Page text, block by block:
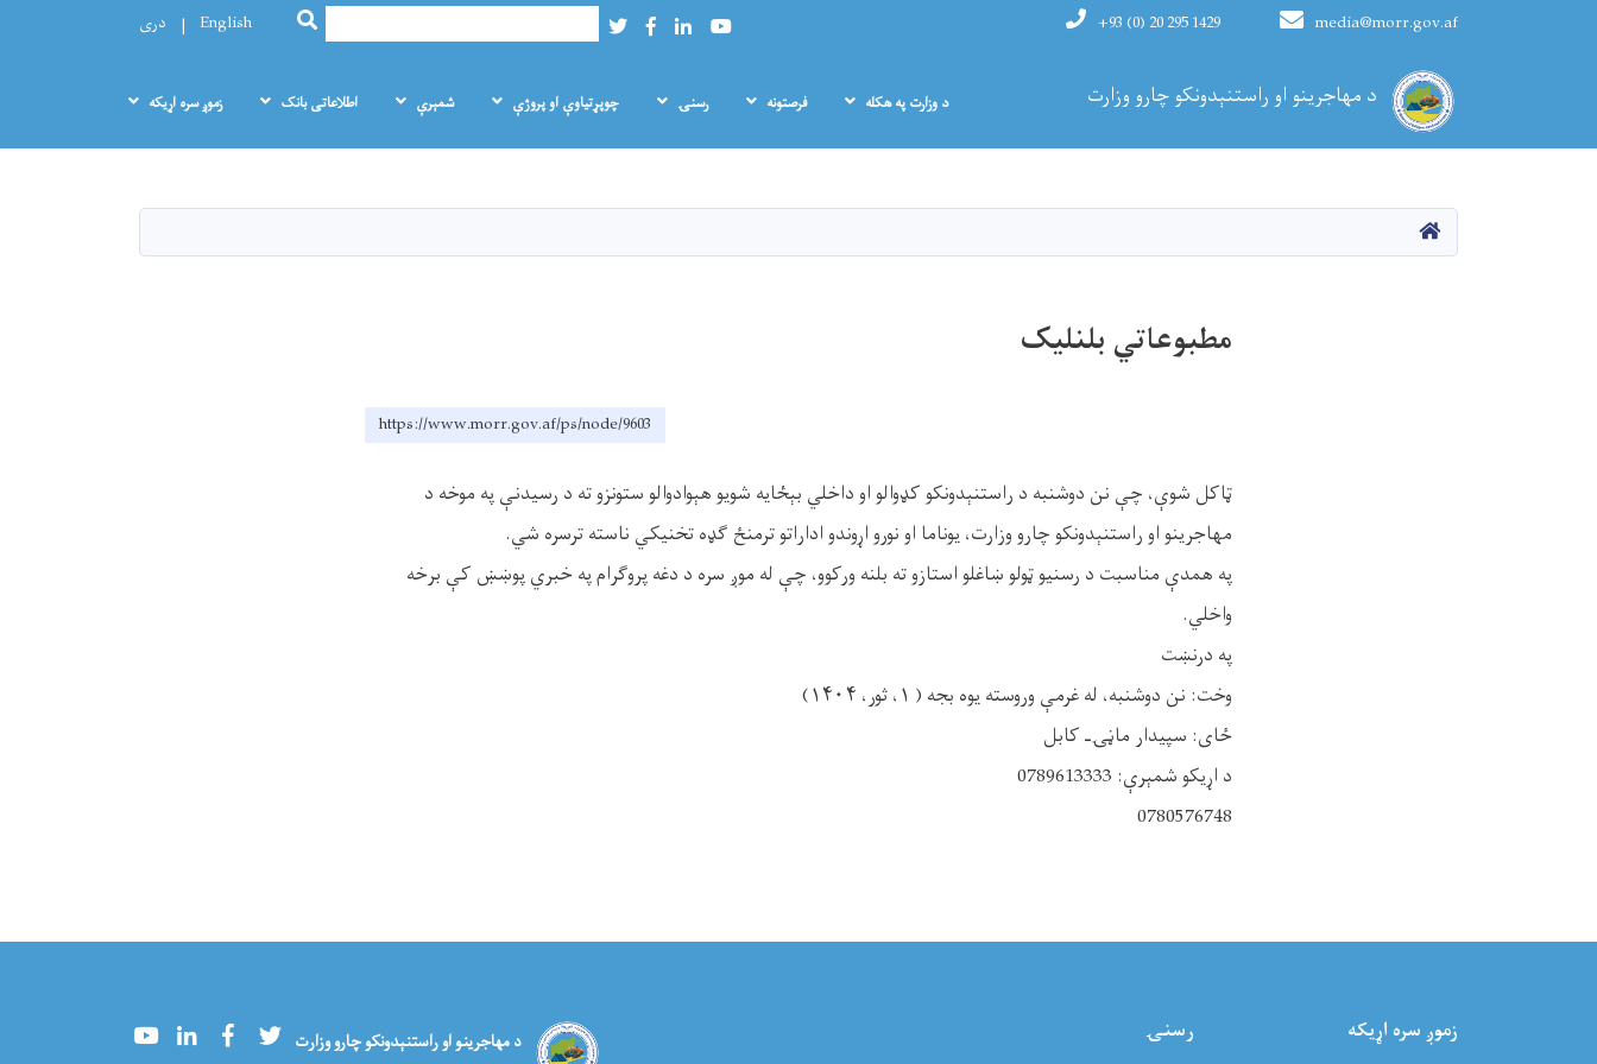
content
د مهاجرینو او راستنېدونکو چارو وزارت
media@morr.gov.af
+93 (0) 20 295 1429
Youtube
LinkedIn
Facebook
Twitter
لټون SEARCH
English دری
Main navigation
د وزارت په هکله فرصتونه رسنۍ چوپړتیاوې او پروژې شمېرې اطلاعاتی بانک زموږ سره اړيکه
کورپاڼه
مطبوعاتي بلنلیک
https://www.morr.gov.af/ps/node/9603
ټاکل شوې، چې نن دوشنبه د راستنېدونکو کډوالو او داخلي بېځایه شویو هېوادوالو ستونزو ته د رسیدنې په موخه د
مهاجرینو او راستنېدونکو چارو وزارت، یوناما او نورو اړوندو اداراتو ترمنځ ګډه تخنیکي ناسته ترسره شي.
په همدې مناسبت د رسنیو ټولو ښاغلو استازو ته بلنه ورکوو، چې له موږ سره د دغه پروګرام په خبري پوښښ کې برخه
واخلي.
په درنښت
وخت: نن دوشنبه، له غرمې وروسته یوه بجه ( ۱، ثور، ۱۴۰۴)
ځای: سپيدار ماڼۍـ کابل
د اړیکو شمېرې: 0789613333
0780576748
زموږ سره اړيکه رسنۍ د مهاجرینو او راستنېدونکو چارو وزارت YoutubeLinkedInFacebookTwitter